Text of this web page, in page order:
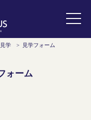
学 > 見学フォーム
ォーム